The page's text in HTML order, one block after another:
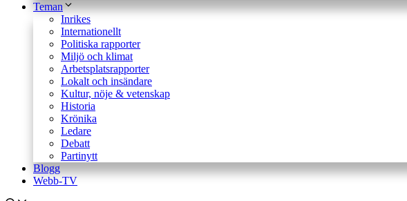
Teman
Inrikes
Internationellt
Politiska rapporter
Miljö och klimat
Arbetsplatsrapporter
Lokalt och insändare
Kultur, nöje & vetenskap
Historia
Krönika
Ledare
Debatt
Partinytt
Blogg
Webb-TV